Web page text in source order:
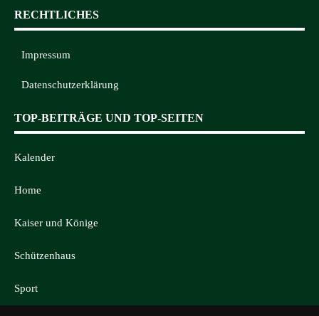
RECHTLICHES
Impressum
Datenschutzerklärung
TOP-BEITRÄGE UND TOP-SEITEN
Kalender
Home
Kaiser und Könige
Schützenhaus
Sport